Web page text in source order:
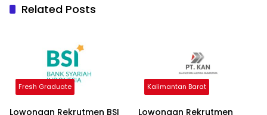
Related Posts
Fresh Graduate
Lowongan Rekrutmen BSI
Kalimantan Barat
Lowongan Rekrutmen